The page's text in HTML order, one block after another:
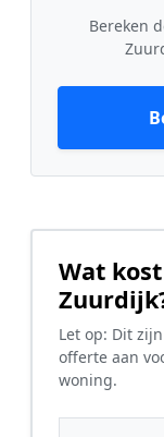
Bereken
Wat
Let op: Dit
offerte aan
woning.